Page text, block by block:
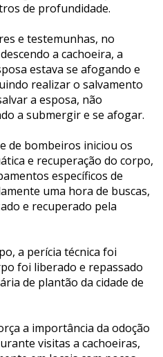
de profundidade.
e testemunhas, no
a cachoeira, a
estava se afogando e
realizar o salvamento
a esposa, não
a submergir e se afogar.
de bombeiros iniciou os
e recuperação do corpo,
específicos de
uma hora de buscas,
e recuperado pela
a perícia técnica foi
foi liberado e repassado
de plantão da cidade de
a importância da odoção
visitas a cachoeiras,